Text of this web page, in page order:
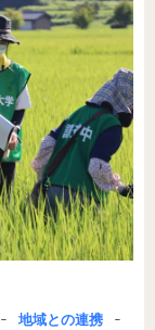
- 地域との連携 -